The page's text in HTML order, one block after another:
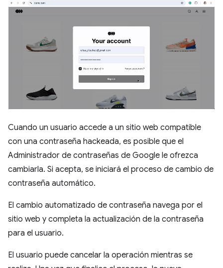
Cuando un usuario accede a un sitio web compatible
con una contraseña hackeada, es posible que el
Administrador de contraseñas de Google le ofrezca
cambiarla. Si acepta, se iniciará el proceso de cambio de
contraseña automático.
El cambio automatizado de contraseña navega por el
sitio web y completa la actualización de la contraseña
para el usuario.
El usuario puede cancelar la operación mientras se